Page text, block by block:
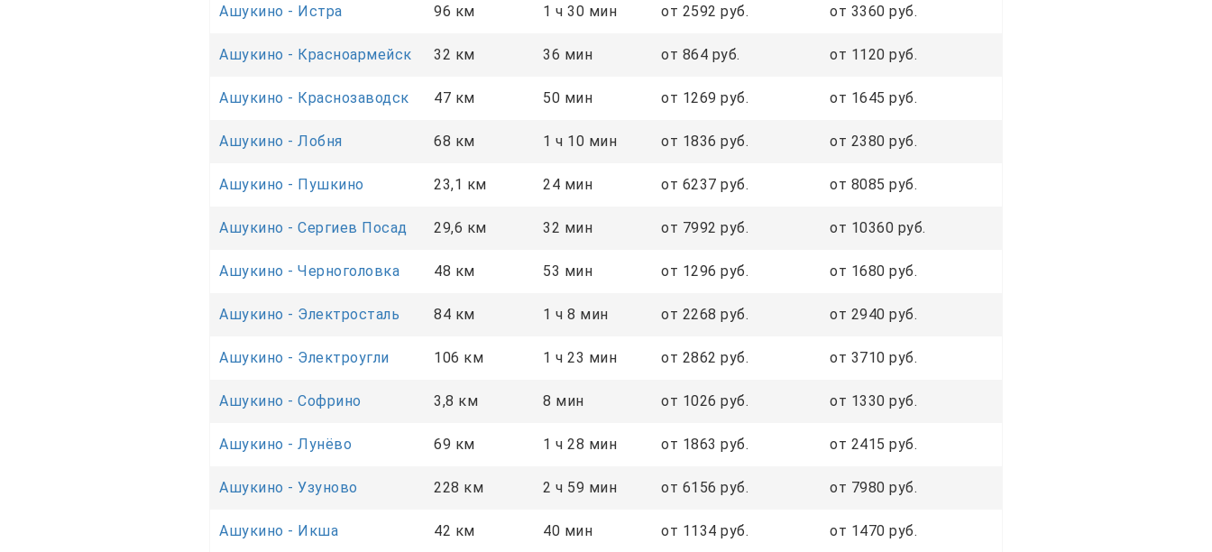
Ашукино - Истра 96 км 1 ч 30 мин от 2592 руб. от 3360 руб.
Ашукино - Красноармейск 32 км 36 мин от 864 руб. от 1120 руб.
Ашукино - Краснозаводск 47 км 50 мин от 1269 руб. от 1645 руб.
Ашукино - Лобня 68 км 1 ч 10 мин от 1836 руб. от 2380 руб.
Ашукино - Пушкино 23,1 км 24 мин от 6237 руб. от 8085 руб.
Ашукино - Сергиев Посад 29,6 км 32 мин от 7992 руб. от 10360 руб.
Ашукино - Черноголовка 48 км 53 мин от 1296 руб. от 1680 руб.
Ашукино - Электросталь 84 км 1 ч 8 мин от 2268 руб. от 2940 руб.
Ашукино - Электроугли 106 км 1 ч 23 мин от 2862 руб. от 3710 руб.
Ашукино - Софрино 3,8 км 8 мин от 1026 руб. от 1330 руб.
Ашукино - Лунёво 69 км 1 ч 28 мин от 1863 руб. от 2415 руб.
Ашукино - Узуново 228 км 2 ч 59 мин от 6156 руб. от 7980 руб.
Ашукино - Икша 42 км 40 мин от 1134 руб. от 1470 руб.